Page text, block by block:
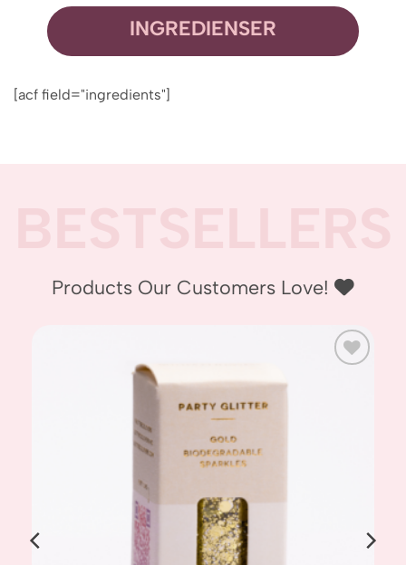
INGREDIENSER
[acf field="ingredients"]
Products Our Customers Love! ‪‪